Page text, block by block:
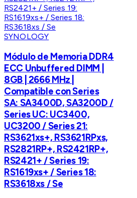
SYNOLOGY
Módulo de Memoria DDR4
ECC Unbuffered DIMM |
8GB | 2666 MHz |
Compatible con Series
SA: SA3400D, SA3200D /
Series UC: UC3400,
UC3200 / Series 21:
RS3621xs+, RS3621RPxs,
RS2821RP+, RS2421RP+,
RS2421+ / Series 19:
RS1619xs+ / Series 18:
RS3618xs / Se